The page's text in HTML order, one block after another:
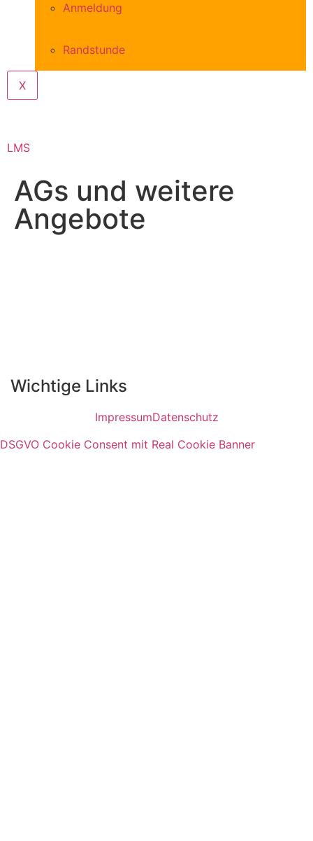
Anmeldung
Randstunde
X
LMS
AGs und weitere
Angebote
Wichtige Links
ImpressumDatenschutz
DSGVO Cookie Consent mit Real Cookie Banner